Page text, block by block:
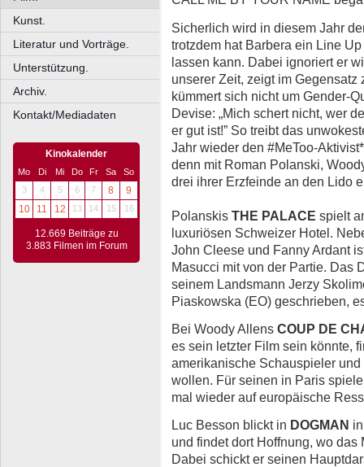
Kunst.
Literatur und Vorträge.
Unterstützung.
Archiv.
Kontakt/Mediadaten
Kinokalender
Mo Di Mi Do Fr Sa
So
3
4 5 6 7 8
9
10
11 12 13 14 15 16
12.669 Beiträge zu
3.883 Filmen im Forum
Sicherlich wird in diesem Jahr
trotzdem hat Barbera ein Line
lassen kann. Dabei ignoriert er
unserer Zeit, zeigt im
kümmert sich nicht um Gender-
Devise: „Mich schert nicht, wer
er gut ist!” So treibt das
Jahr wieder den #MeToo-
denn mit Roman Polanski,
drei ihrer Erz­feinde an den Lido
Polanskis THE PALACE spielt
luxuriösen Schwei­zer Hotel.
John Cleese und Fanny Ardant
Masucci mit von der Partie. Das
seinem Landsmann Jerzy
Piaskowska (EO) geschrieben,
Bei Woody Allens COUP DE
es sein letzter Film sein könnte,
amerikanische Schau­spieler
wollen. Für seinen in Paris
mal wieder auf europäische
Luc Besson blickt in DOGMAN
und findet dort Hoffnung, wo
Dabei schickt er seinen